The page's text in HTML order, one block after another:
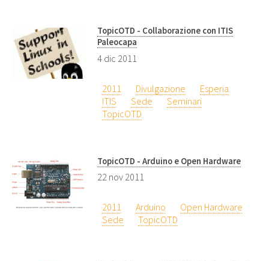
TopicOTD - Collaborazione con ITIS
Paleocapa
4 dic 2011
2011 Divulgazione
Esperia
ITIS
Sede
Seminari
TopicOTD
TopicOTD - Arduino e Open Hardware
22 nov 2011
2011 Arduino
Open Hardware
Sede
TopicOTD